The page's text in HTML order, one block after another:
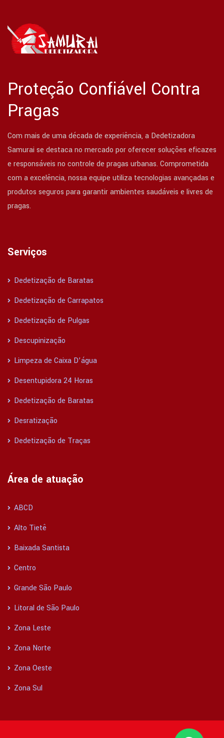
Proteção Confiável Contra
Pragas
Com mais de uma década de experiência, a Dedetizadora
Samurai se destaca no mercado por oferecer soluções eficazes
e responsáveis no controle de pragas urbanas. Comprometida
com a excelência, nossa equipe utiliza tecnologias avançadas e
produtos seguros para garantir ambientes saudáveis e livres de
pragas.
Serviços
Dedetização de Baratas
Dedetização de Carrapatos
Dedetização de Pulgas
Descupinização
Limpeza de Caixa D’água
Desentupidora 24 Horas
Dedetização de Baratas
Desratização
Dedetização de Traças
Área de atuação
ABCD
Alto Tietê
Baixada Santista
Centro
Grande São Paulo
Litoral de São Paulo
Zona Leste
Zona Norte
Zona Oeste
Zona Sul